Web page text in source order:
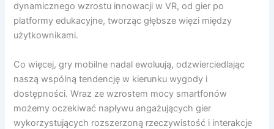
dynamicznego wzrostu innowacji w VR, od gier po
platformy edukacyjne, tworząc głębsze więzi między
użytkownikami.
Co więcej, gry mobilne nadal ewoluują, odzwierciedlając
naszą wspólną tendencję w kierunku wygody i
dostępności. Wraz ze wzrostem mocy smartfonów
możemy oczekiwać napływu angażujących gier
wykorzystujących rozszerzoną rzeczywistość i interakcje